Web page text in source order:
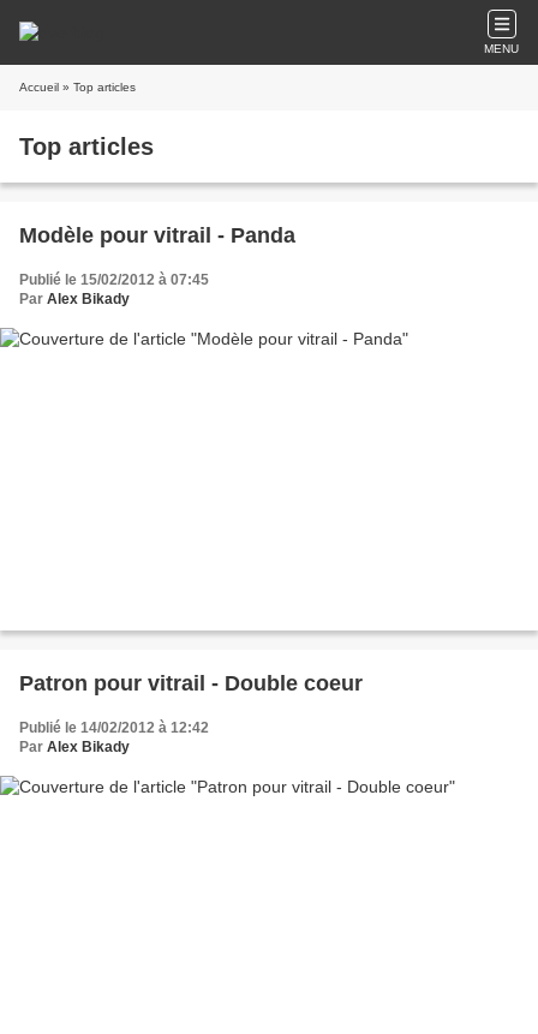
MENU
Accueil » Top articles
Top articles
Modèle pour vitrail - Panda
Publié le 15/02/2012 à 07:45
Par Alex Bikady
Patron pour vitrail - Double coeur
Publié le 14/02/2012 à 12:42
Par Alex Bikady